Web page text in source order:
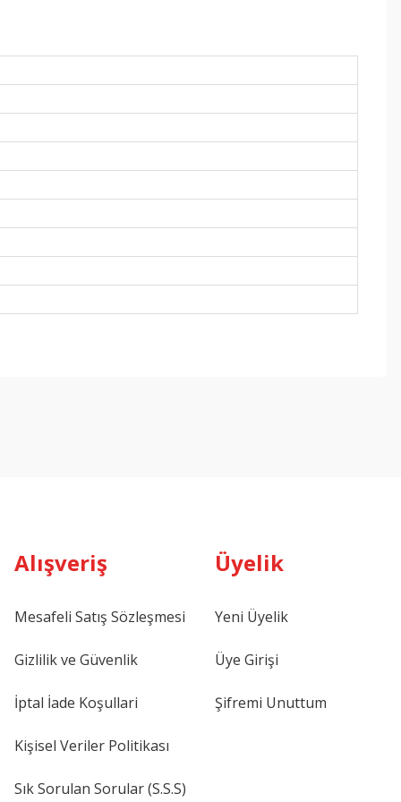
Alışveriş
Mesafeli Satış Sözleşmesi
Gizlilik ve Güvenlik
İptal İade Koşullari
Kişisel Veriler Politikası
Sık Sorulan Sorular (S.S.S)
Üyelik
Yeni Üyelik
Üye Girişi
Şifremi Unuttum